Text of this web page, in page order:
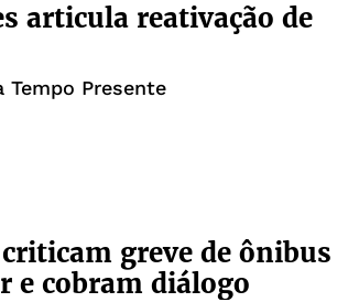
articula reativação de
Tempo Presente
greve de ônibus
e cobram diálogo